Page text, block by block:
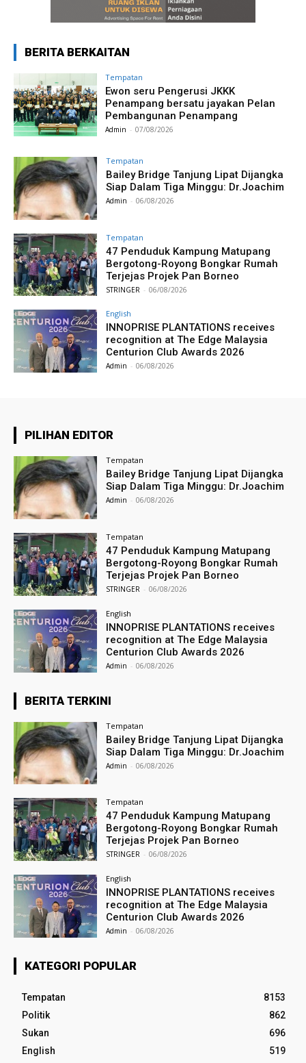
BERITA BERKAITAN
Tempatan
Ewon seru Pengerusi JKKK
Penampang bersatu jayakan Pelan
Pembangunan Penampang
Admin - 07/08/2026
Tempatan
Bailey Bridge Tanjung Lipat Dijangka
Siap Dalam Tiga Minggu: Dr.Joachim
Admin - 06/08/2026
Tempatan
47 Penduduk Kampung Matupang
Bergotong-Royong Bongkar Rumah
Terjejas Projek Pan Borneo
STRINGER - 06/08/2026
English
INNOPRISE PLANTATIONS receives
recognition at The Edge Malaysia
Centurion Club Awards 2026
Admin - 06/08/2026
PILIHAN EDITOR
Tempatan
Bailey Bridge Tanjung Lipat Dijangka
Siap Dalam Tiga Minggu: Dr.Joachim
Admin - 06/08/2026
Tempatan
47 Penduduk Kampung Matupang
Bergotong-Royong Bongkar Rumah
Terjejas Projek Pan Borneo
STRINGER - 06/08/2026
English
INNOPRISE PLANTATIONS receives
recognition at The Edge Malaysia
Centurion Club Awards 2026
Admin - 06/08/2026
BERITA TERKINI
Tempatan
Bailey Bridge Tanjung Lipat Dijangka
Siap Dalam Tiga Minggu: Dr.Joachim
Admin - 06/08/2026
Tempatan
47 Penduduk Kampung Matupang
Bergotong-Royong Bongkar Rumah
Terjejas Projek Pan Borneo
STRINGER - 06/08/2026
English
INNOPRISE PLANTATIONS receives
recognition at The Edge Malaysia
Centurion Club Awards 2026
Admin - 06/08/2026
KATEGORI POPULAR
Tempatan
8153
Politik
862
Sukan
696
English
519